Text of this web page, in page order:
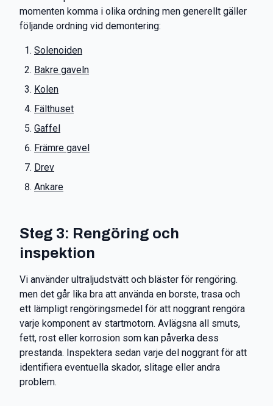
momenten komma i olika ordning men generellt gäller
följande ordning vid demontering:
Solenoiden
Bakre gaveln
Kolen
Fälthuset
Gaffel
Främre gavel
Drev
Ankare
Steg 3: Rengöring och
inspektion
Vi använder ultraljudstvätt och bläster för rengöring.
men det går lika bra att använda en borste, trasa och
ett lämpligt rengöringsmedel för att noggrant rengöra
varje komponent av startmotorn. Avlägsna all smuts,
fett, rost eller korrosion som kan påverka dess
prestanda. Inspektera sedan varje del noggrant för att
identifiera eventuella skador, slitage eller andra
problem.